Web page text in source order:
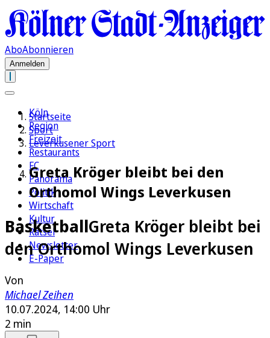
AboAbonnieren
Anmelden
Köln
Region
Freizeit
Restaurants
FC
Panorama
Politik
Wirtschaft
Kultur
Rätsel
Newsletter
E-Paper
Startseite
Sport
Leverkusener Sport
Greta Kröger bleibt bei den
Orthomol Wings Leverkusen
BasketballGreta Kröger bleibt bei
den Orthomol Wings Leverkusen
Von
Michael Zeihen
10.07.2024, 14:00 Uhr
2 min